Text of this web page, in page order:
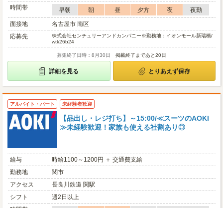
時間帯
早朝 朝 昼 夕方 夜
夜勤
面接地
名古屋市 南区
応募先
株式会社センチュリーアンドカンパニー※勤務地：イオンモール新瑞橋/
wtk26b24
募集終了日時：8月30日 掲載終了まであと20日
詳細を見る とりあえず保存
アルバイト・パート 未経験者歓迎
【品出し・レジ打ち】～15:00/≪スーツのAOKI
≫未経験歓迎！家族も使える社割あり◎
給与
時給1100～1200円 ＋ 交通費支給
勤務地
関市
アクセス
長良川鉄道 関駅
シフト
週2日以上